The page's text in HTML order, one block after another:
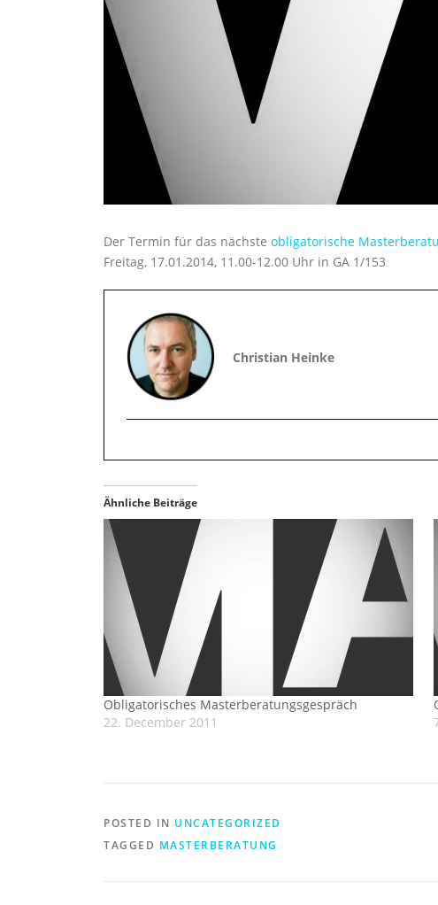
Der Termin für das nächste obligatorische
Freitag, 17.01.2014, 11.00-12.00 Uhr in GA 1/153
Christian Heinke
Ähnliche Beiträge
Obligatorisches Masterberatungsgespräch
22. December 2011
POSTED IN UNCATEGORIZED
TAGGED MASTERBERATUNG